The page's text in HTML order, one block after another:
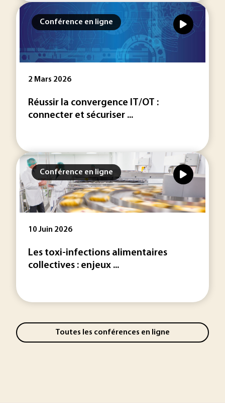
Conférence en ligne
2 Mars 2026
Réussir la convergence IT/OT :
connecter et sécuriser ...
Conférence en ligne
10 Juin 2026
Les toxi-infections alimentaires
collectives : enjeux ...
Toutes les conférences en ligne